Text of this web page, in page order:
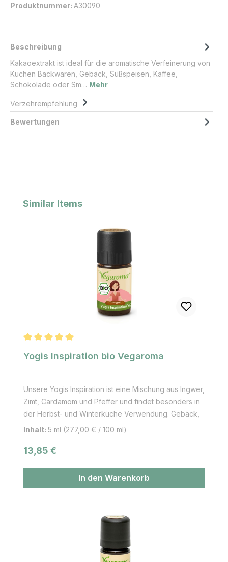
Produktnummer: A30090
Beschreibung
Kakaoextrakt ist ideal für die aromatische Verfeinerung von
Kuchen Backwaren, Gebäck, Süßspeisen, Kaffee,
Schokolade oder Sm… Mehr
Verzehrempfehlung
Bewertungen
Produktgalerie überspringen
Similar Items
Yogis Inspiration bio Vegaroma
Unsere Yogis Inspiration ist eine Mischung aus Ingwer,
Zimt, Cardamom und Pfeffer und findet besonders in
der Herbst- und Winterküche Verwendung. Gebäck,
Lassie, Tee, Joghurt u.v.m. können damit verfeinert
entdeckt werden.
Inhalt: 5 ml (277,00 € / 100 ml)
Regulärer Preis:
13,85 €
In den Warenkorb